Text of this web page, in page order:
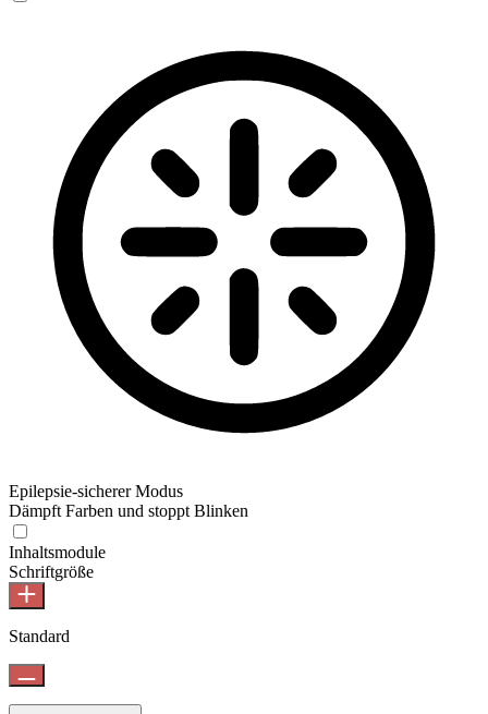
Epilepsie-sicherer Modus
Dämpft Farben und stoppt Blinken
Inhaltsmodule
Schriftgröße
Standard